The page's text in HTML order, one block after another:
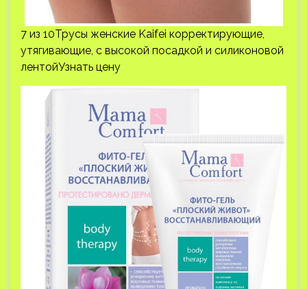
7 из 10Трусы женские Kaifei корректирующие,
утягивающие, с высокой посадкой и силиконовой
лентойУзнать цену